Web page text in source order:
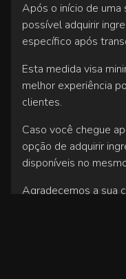
Após o início de uma
possível adquirir
específico após
Esta medida visa
melhor experiência
clientes.
Caso você chegue
opção de adquirir
disponíveis no
Agradecemos a sua